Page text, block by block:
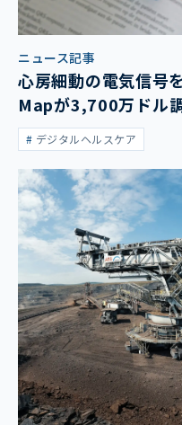
ニュース記事
心房細動の電気信号
Mapが3,700万ドル
デジタルヘルスケア